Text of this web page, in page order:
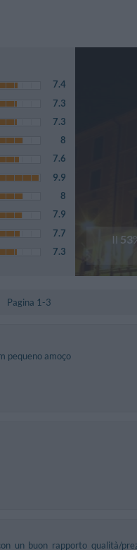
7.4
7.3
7.3
8
7.6
9.9
8
7.9
7.7
7.3
Il 53
Pagina 1-3
pequeno amoço
un buon rapporto qualità/